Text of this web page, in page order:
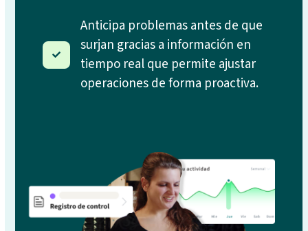
Anticipa problemas antes de que
surjan gracias a información en
tiempo real que permite ajustar
operaciones de forma proactiva.